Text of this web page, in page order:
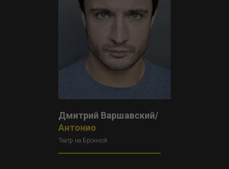
Дмитрий Варшавский/
Антонио
Театр на Бронной